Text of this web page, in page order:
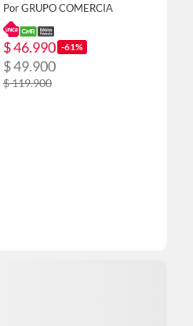
Por GRUPO COMERCIA
$ 46.990 -61%
$ 49.900
$ 119.900